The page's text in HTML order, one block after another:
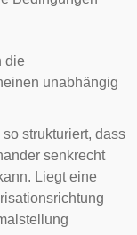
die
unabhängig
strukturiert, dass
senkrecht
Liegt eine